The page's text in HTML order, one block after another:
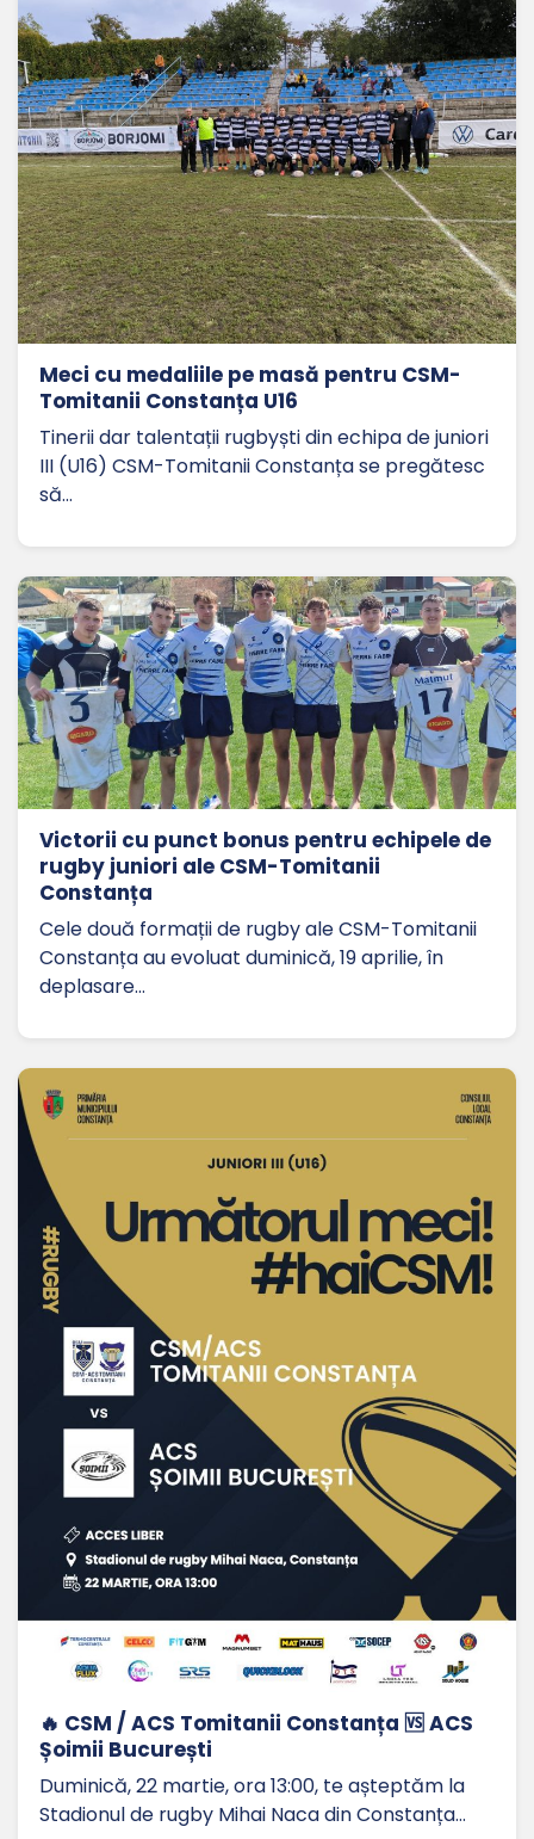
Meci cu medaliile pe masă pentru CSM-
Tomitanii Constanța U16
Tinerii dar talentații rugbyști din echipa de juniori
III (U16) CSM-Tomitanii Constanța se pregătesc
să…
Victorii cu punct bonus pentru echipele de
rugby juniori ale CSM-Tomitanii
Constanța
Cele două formații de rugby ale CSM-Tomitanii
Constanța au evoluat duminică, 19 aprilie, în
deplasare…
🔥 CSM / ACS Tomitanii Constanța 🆚 ACS
Șoimii București
Duminică, 22 martie, ora 13:00, te așteptăm la
Stadionul de rugby Mihai Naca din Constanța…